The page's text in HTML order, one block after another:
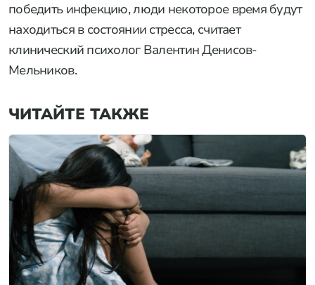
победить инфекцию, люди некоторое время будут
находиться в состоянии стресса, считает
клинический психолог Валентин Денисов-
Мельников.
ЧИТАЙТЕ ТАКЖЕ